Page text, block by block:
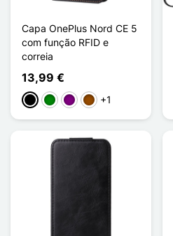
Capa OnePlus Nord CE 5
com função RFID e
correia
13,99 €
PretoVerdePúrpuraCastanho
+1